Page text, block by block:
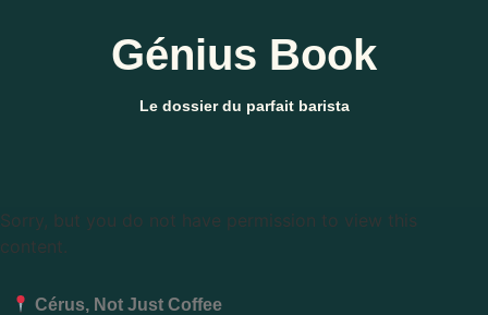
Génius Book
Le dossier du parfait barista
Sorry, but you do not have permission to view this
content.
Cérus, Not Just Coffee